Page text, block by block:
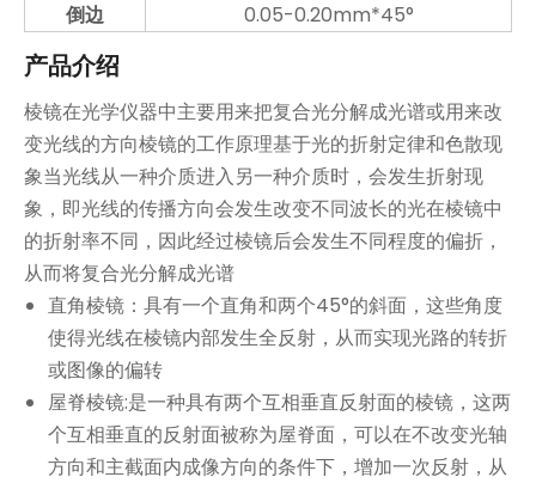
倒边
0.05-0.20mm*45°
产品介绍
棱镜在光学仪器中主要用来把复合光分解成光谱或用来改
变光线的方向棱镜的工作原理基于光的折射定律和色散现
象当光线从一种介质进入另一种介质时，会发生折射现
象，即光线的传播方向会发生改变不同波长的光在棱镜中
的折射率不同，因此经过棱镜后会发生不同程度的偏折，
从而将复合光分解成光谱
直角棱镜：具有一个直角和两个45°的斜面，这些角度
使得光线在棱镜内部发生全反射，从而实现光路的转折
或图像的偏转
屋脊棱镜:是一种具有两个互相垂直反射面的棱镜，这两
个互相垂直的反射面被称为屋脊面，可以在不改变光轴
方向和主截面内成像方向的条件下，增加一次反射，从